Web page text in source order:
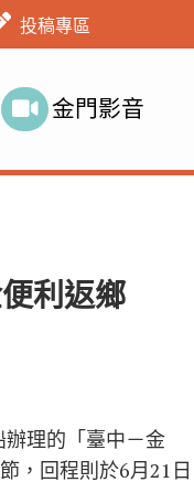
投稿專區
金門影音
利返鄉
理的「臺中－金
，回程則於6月21日